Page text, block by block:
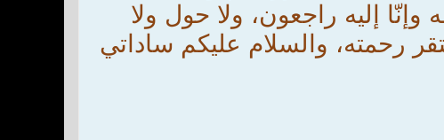
إليه راجعون، ولا حول ولا
رحمته، والسلام عليكم ساداتي